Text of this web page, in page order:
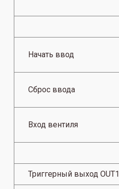
Начать ввод
Сброс ввода
Вход вентиля
Триггерный выход OUT1